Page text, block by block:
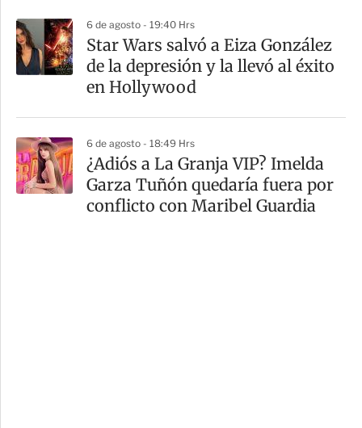
6 de agosto - 19:40 Hrs
Star Wars salvó a Eiza González
de la depresión y la llevó al éxito
en Hollywood
6 de agosto - 18:49 Hrs
¿Adiós a La Granja VIP? Imelda
Garza Tuñón quedaría fuera por
conflicto con Maribel Guardia